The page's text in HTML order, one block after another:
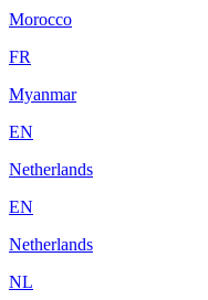
Morocco
FR
Myanmar
EN
Netherlands
EN
Netherlands
NL